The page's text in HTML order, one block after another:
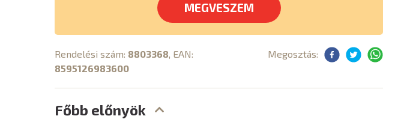
MEGVESZEM
Rendelési szám: 8803368, EAN:
8595126983600
Megosztás:
Főbb előnyök